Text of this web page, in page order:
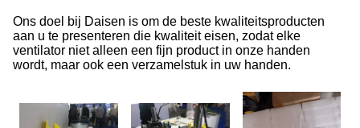
Ons doel bij Daisen is om de beste kwaliteitsproducten
aan u te presenteren die kwaliteit eisen, zodat elke
ventilator niet alleen een fijn product in onze handen
wordt, maar ook een verzamelstuk in uw handen.